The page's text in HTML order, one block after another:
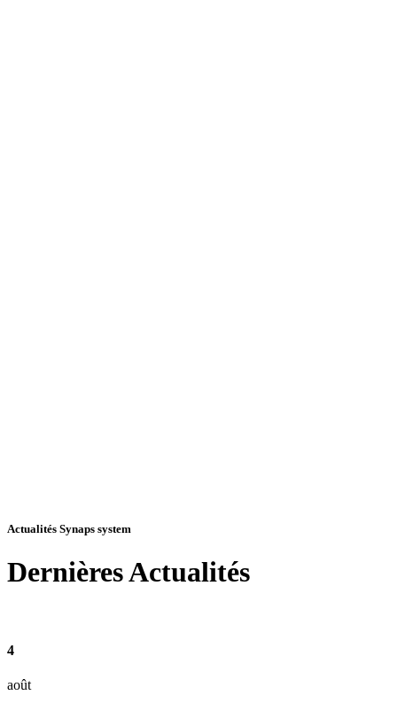
Actualités Synaps system
DernièresActualités
4
août